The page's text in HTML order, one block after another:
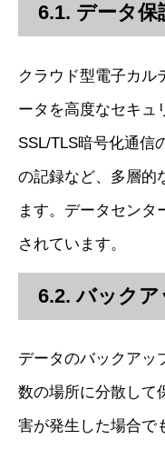
6.1. データ保
クラウド型電子カル
ータを高度なセキュ
SSL/TLS暗号化通信
の記録など、多層的
ます。データセンタ
されています。
6.2. バック
データのバックアッ
数の場所に分散して
害が発生した場合で